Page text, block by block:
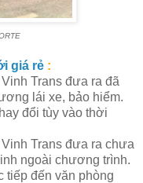
giá rẻ :
Trans đưa ra đã
lái xe, bảo hiểm.
đổi tùy vào thời
Trans đưa ra chưa
ngoài chương trình.
đến văn phòng